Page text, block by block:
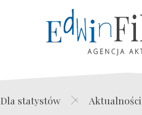
Dla statystów Aktualności